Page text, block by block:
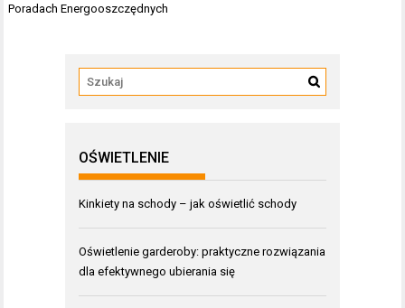
Poradach Energooszczędnych
OŚWIETLENIE
Kinkiety na schody – jak oświetlić schody
Oświetlenie garderoby: praktyczne rozwiązania
dla efektywnego ubierania się